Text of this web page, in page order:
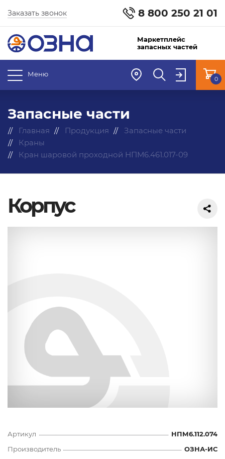
8 800 250 21 01
Заказать звонок
Маркетплейс
запасных частей
Меню
0
Запасные части
Главная Продукция
Запасные части
Краны
Кран шаровой проходной НПМ6.461.017-09
Корпус
Артикул
НПМ6.112.074
Производитель
ОЗНА-ИС